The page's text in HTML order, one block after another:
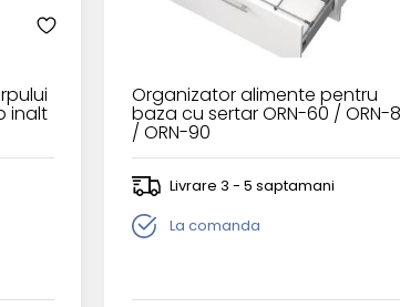
inalt
Organizator alimente pentru
baza cu sertar ORN-60 / ORN-
/ ORN-90
Livrare 3 - 5 saptamani
La comanda